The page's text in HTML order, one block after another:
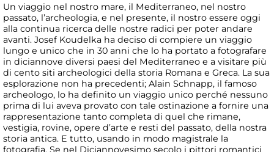
Un viaggio nel nostro mare, il Mediterraneo, nel nostro
passato, l’archeologia, e nel presente, il nostro essere oggi
alla continua ricerca delle nostre radici per poter andare
avanti. Josef Koudelka ha deciso di compiere un viaggio
lungo e unico che in 30 anni che lo ha portato a fotografare
in diciannove diversi paesi del Mediterraneo e a visitare più
di cento siti archeologici della storia Romana e Greca. La sua
esplorazione non ha precedenti; Alain Schnapp, il famoso
archeologo, lo ha definito un viaggio unico perché nessuno
prima di lui aveva provato con tale ostinazione a fornire una
rappresentazione tanto completa di quel che rimane,
vestigia, rovine, opere d’arte e resti del passato, della nostra
storia antica. E tutto, usando in modo magistrale la
fotografia. Se nel Diciannovesimo secolo i pittori romantici